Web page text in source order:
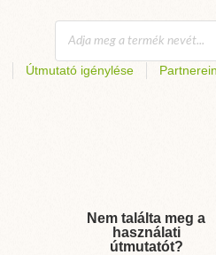
Útmutató igénylése
Nem találta meg a
használati
útmutatót?